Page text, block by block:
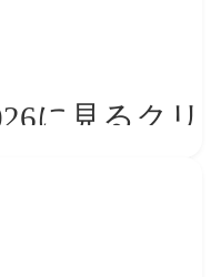
「ノイズと
に見るクリ
ンドらしい